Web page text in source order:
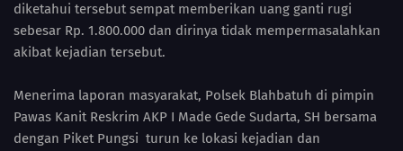
diketahui tersebut sempat memberikan uang ganti rugi
sebesar Rp. 1.800.000 dan dirinya tidak mempermasalahkan
akibat kejadian tersebut.
Menerima laporan masyarakat, Polsek Blahbatuh di pimpin
Pawas Kanit Reskrim AKP I Made Gede Sudarta, SH bersama
dengan Piket Pungsi turun ke lokasi kejadian dan